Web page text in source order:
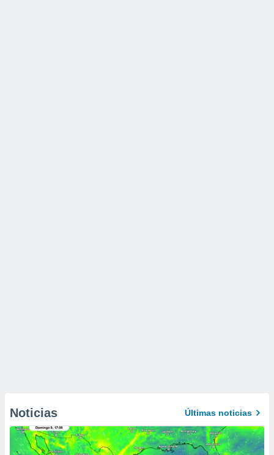
Noticias Últimas noticias